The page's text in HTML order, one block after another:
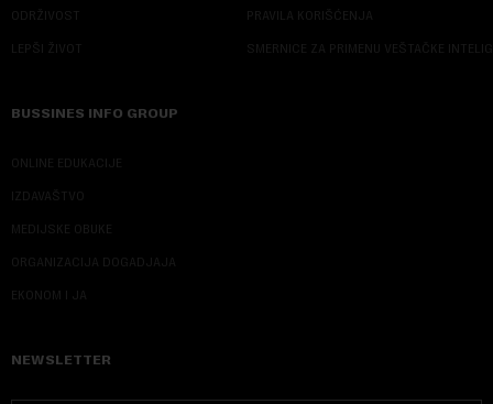
ODRŽIVOST
LEPŠI ŽIVOT
PRAVILA KORIŠĆENJA
SMERNICE ZA PRIMENU VEŠTAČKE
BUSSINES INFO GROUP
ONLINE EDUKACIJE
IZDAVAŠTVO
MEDIJSKE OBUKE
ORGANIZACIJA DOGADJAJA
EKONOM I JA
NEWSLETTER